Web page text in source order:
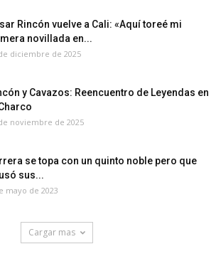
Rincón vuelve a Cali: «Aquí toreé mi
novillada en...
diciembre de 2025
y Cavazos: Reencuentro de Leyendas en
noviembre de 2025
se topa con un quinto noble pero que
sus...
mayo de 2023
Cargar mas